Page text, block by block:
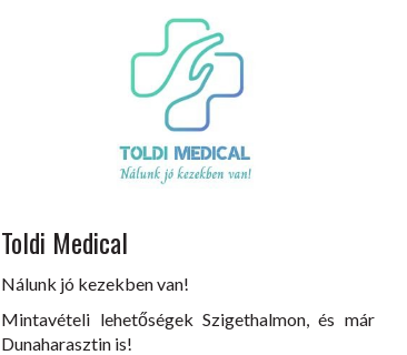
Toldi Medical
Nálunk jó kezekben van!
Mintavételi lehetőségek Szigethalmon, és már
Dunaharasztin is!